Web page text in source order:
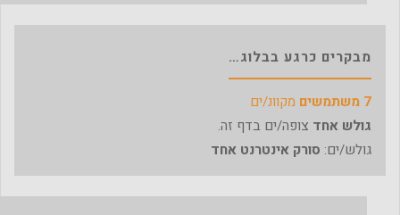
מבקרים כרגע בבלוג…
7 משתמשים
מקוונ/ים
גולש אחד צופה/ים בדף זה.
גולש/ים: סורק אינטרנט אחד